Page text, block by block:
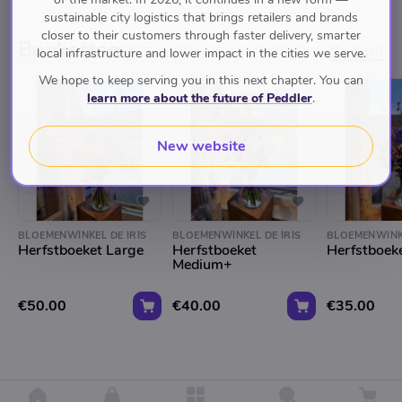
Boeketten See all
BLOEMENWINKEL DE IRIS
Herfstboeket Large
€50.00
BLOEMENWINKEL DE IRIS
Herfstboeket
Medium+
€40.00 €35.00
sustainable city logistics that brings retailers and brands
closer to their customers through faster delivery, smarter
local infrastructure and lower impact in the cities we serve.
We hope to keep serving you in this next chapter. You can
learn more about the future of Peddler.
New website